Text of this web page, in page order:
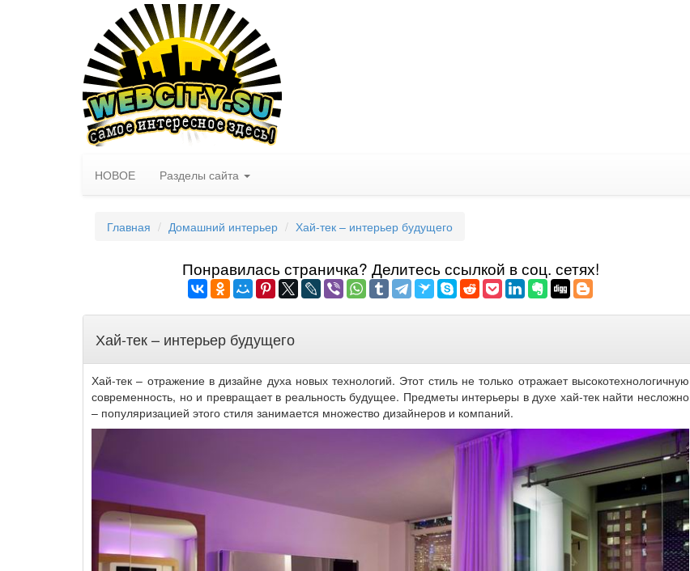
НОВОЕ Разделы сайта
Главная Домашний интерьер Хай-тек – интерьер будущего
Понравилась страничка? Делитеcь ссылкой в соц. сетях!
Хай-тек – интерьер будущего
Хай-тек – отражение в дизайне духа новых технологий. Этот стиль не только отражает высокотехнологичную
современность, но и превращает в реальность будущее. Предметы интерьеры в духе хай-тек найти несложно
– популяризацией этого стиля занимается множество дизайнеров и компаний.